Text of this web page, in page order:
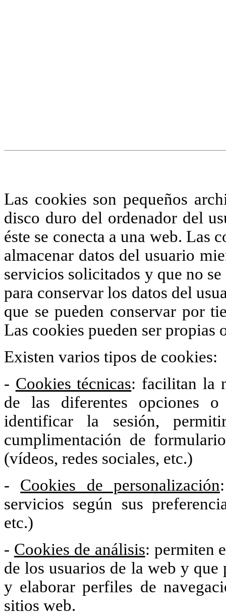
Las cookies son pequeños
disco duro del ordenador del
éste se conecta a una web. Las
almacenar datos del usuario
servicios solicitados y que no
para conservar los datos del
que se pueden conservar por
Las cookies pueden ser propias
Existen varios tipos de cookies:
- Cookies técnicas: facilitan la
de las diferentes opciones
identificar la sesión,
cumplimentación de
(vídeos, redes sociales, etc.)
- Cookies de personalización
servicios según sus
etc.)
- Cookies de análisis: permiten
de los usuarios de la web y
y elaborar perfiles de
sitios web.